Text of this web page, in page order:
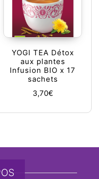
YOGI TEA Détox
aux plantes
Infusion BIO x 17
sachets
3,70€